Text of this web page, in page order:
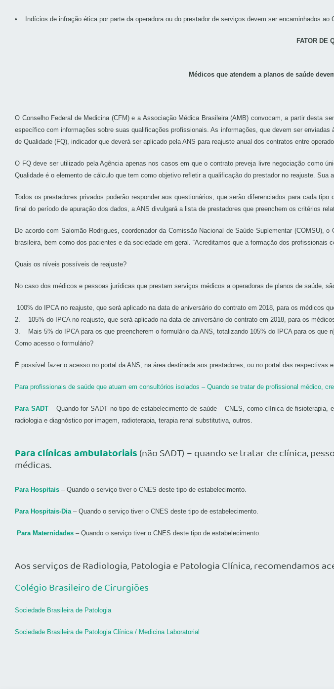
• Indícios de infração ética por parte da operadora ou do prestador de serviços devem ser encaminhados ao
FATOR DE
Médicos que atendem a planos de saúde
O Conselho Federal de Medicina (CFM) e a Associação Médica Brasileira (AMB) convocam, a partir desta
específico com informações sobre suas qualificações profissionais. As informações, que devem ser
de Qualidade (FQ), indicador que deverá ser aplicado pela ANS para reajuste anual dos contratos entre
O FQ deve ser utilizado pela Agência apenas nos casos em que o contrato preveja livre negociação como
Qualidade é o elemento de cálculo que tem como objetivo refletir a qualificação do prestador no reajuste.
Todos os prestadores privados poderão responder aos questionários, que serão diferenciados para cada
final do período de apuração dos dados, a ANS divulgará a lista de prestadores que preenchem os critérios
De acordo com Salomão Rodrigues, coordenador da Comissão Nacional de Saúde Suplementar
brasileira, bem como dos pacientes e da sociedade em geral. “Acreditamos que a formação dos profissionais
Quais os níveis possíveis de reajuste?
No caso dos médicos e pessoas jurídicas que prestam serviços médicos a operadoras de planos de saúde,
100% do IPCA no reajuste, que será aplicado na data de aniversário do contrato em 2018, para os médicos
2. 105% do IPCA no reajuste, que será aplicado na data de aniversário do contrato em 2018, para os
3. Mais 5% do IPCA para os que preencherem o formulário da ANS, totalizando 105% do IPCA para os que
Como acesso o formulário?
É possível fazer o acesso no portal da ANS, na área destinada aos prestadores, ou no portal das respectivas
Para profissionais de saúde que atuam em consultórios isolados – Quando se tratar de profissional médico,
Para SADT– Quando for SADT no tipo de estabelecimento de saúde – CNES, como clínica de fisioterapia,
radiologia e diagnóstico por imagem, radioterapia, terapia renal substitutiva, outros.
Para clínicas ambulatoriais (não SADT) – quando se tratar de clínica,
médicas.
Para Hospitais – Quando o serviço tiver o CNES deste tipo de estabelecimento.
Para Hospitais-Dia– Quando o serviço tiver o CNES deste tipo de estabelecimento.
Para Maternidades – Quando o serviço tiver o CNES deste tipo de estabelecimento.
Aos serviços de Radiologia, Patologia e Patologia Clínica, recomendamos
Colégio Brasileiro de Cirurgiões
Sociedade Brasileira de Patologia
Sociedade Brasileira de Patologia Clínica / Medicina Laboratorial